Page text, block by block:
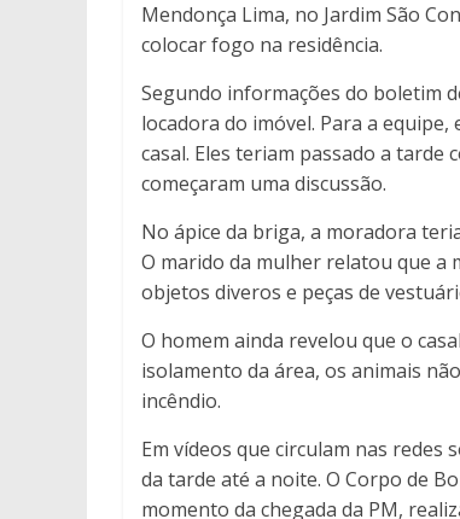
Mendonça Lima, no Jardim São
colocar fogo na residência.
Segundo informações do boletim
locadora do imóvel. Para a
casal. Eles teriam passado a
começaram uma discussão.
No ápice da briga, a moradora
O marido da mulher relatou que a
objetos diveros e peças de
O homem ainda revelou que o
isolamento da área, os animais
incêndio.
Em vídeos que circulam nas redes
da tarde até a noite. O Corpo de
momento da chegada da PM,